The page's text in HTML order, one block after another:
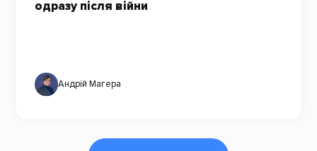
одразу після війни
Андрій Магера